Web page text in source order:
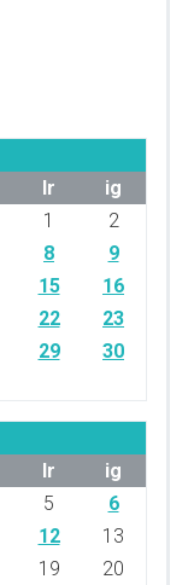
lr
ig
1
2
8
9
15
16
22
23
29
30
lr
ig
5
6
12
13
19
20